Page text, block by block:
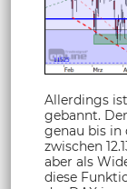
Allerdings
gebannt.
genau bis in
zwischen
aber als
diese